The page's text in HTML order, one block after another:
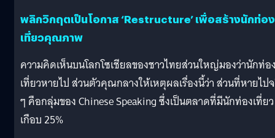
พลิกวิกฤตเป็นโอกาส ‘Restructure’ เพื่อสร้างนักท่อง
เที่ยวคุณภาพ
ความคิดเห็นบนโลกโซเชียลของชาวไทยส่วนใหญ่มองว่านักท่อ
เที่ยวหายไป ส่วนตัวคุณกลางให้เหตุผลเรื่องนี้ว่า ส่วนที่หายไป
ๆ คือกลุ่มของ Chinese Speaking ซึ่งเป็นตลาดที่มีนักท่องเที่ยว
เกือบ 25%